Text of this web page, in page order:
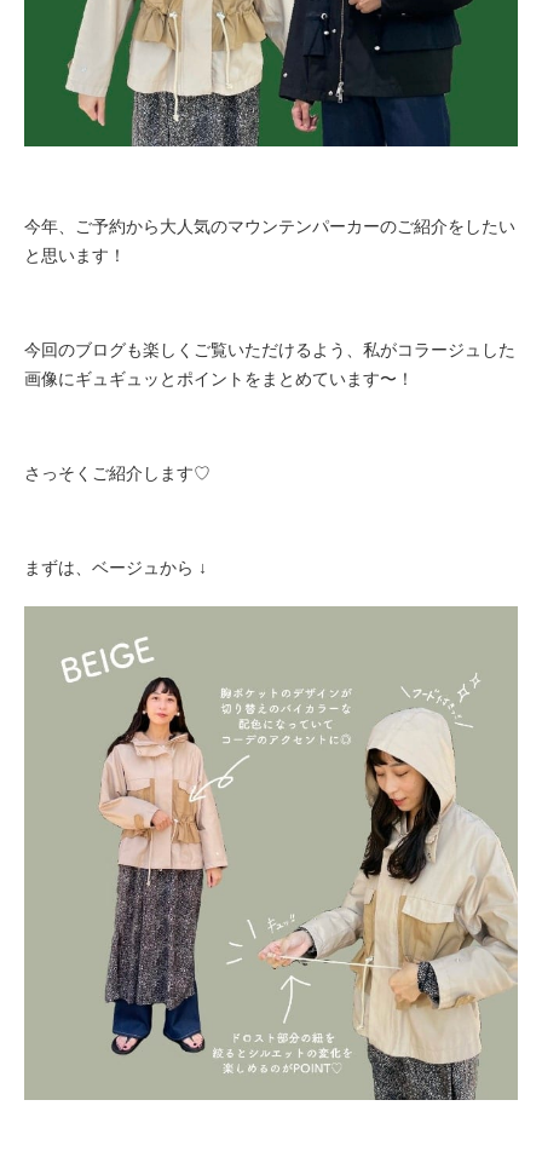
今年、ご予約から大人気のマウンテンパーカーのご紹介をしたい
と思います！
今回のブログも楽しくご覧いただけるよう、私がコラージュした
画像にギュギュッとポイントをまとめています〜！
さっそくご紹介します♡
まずは、ベージュから ↓